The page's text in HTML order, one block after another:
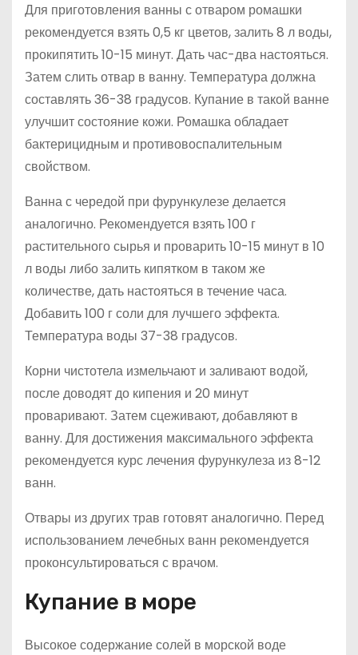
Для приготовления ванны с отваром ромашки
рекомендуется взять 0,5 кг цветов, залить 8 л воды,
прокипятить 10-15 минут. Дать час-два настояться.
Затем слить отвар в ванну. Температура должна
составлять 36-38 градусов. Купание в такой ванне
улучшит состояние кожи. Ромашка обладает
бактерицидным и противовоспалительным
свойством.
Ванна с чередой при фурункулезе делается
аналогично. Рекомендуется взять 100 г
растительного сырья и проварить 10-15 минут в 10
л воды либо залить кипятком в таком же
количестве, дать настояться в течение часа.
Добавить 100 г соли для лучшего эффекта.
Температура воды 37-38 градусов.
Корни чистотела измельчают и заливают водой,
после доводят до кипения и 20 минут
проваривают. Затем сцеживают, добавляют в
ванну. Для достижения максимального эффекта
рекомендуется курс лечения фурункулеза из 8-12
ванн.
Отвары из других трав готовят аналогично. Перед
использованием лечебных ванн рекомендуется
проконсультироваться с врачом.
Купание в море
Высокое содержание солей в морской воде